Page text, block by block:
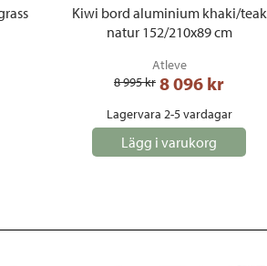
Kiwi bord aluminium khaki/teak
natur 152/210x89 cm
Atleve
8 995 kr 8 096 kr
Lagervara 2-5 vardagar
Lägg i varukorg